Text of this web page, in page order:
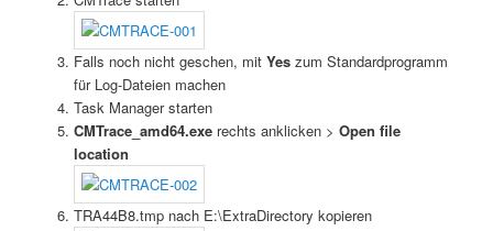
Falls noch nicht geschen, mit Yeszum Standardprogramm
für Log-Dateien machen
Task Manager starten
CMTrace_amd64.exerechts anklicken > Open file
location
TRA44B8.tmp nach E:\ExtraDirectory kopieren